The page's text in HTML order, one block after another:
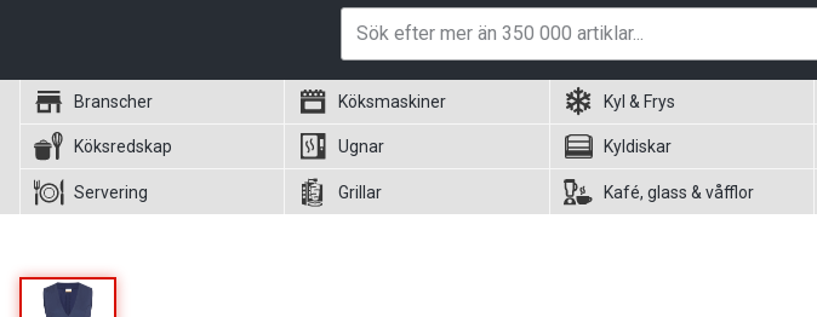
Branscher Köksmaskiner Kyl & Frys
Köksredskap Ugnar Kyldiskar
Servering Grillar Kafé, glass & våfflor